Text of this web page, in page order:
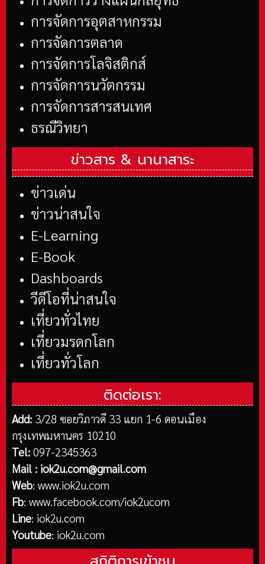
การจัดการอุตสาหกรรม
การจัดการตลาด
การจัดการโลจิสติกส์
การจัดการนวัตกรรม
การจัดการสารสนเทศ
ธรณีวิทยา
ข่าวสาร & นานาสาระ
ข่าวเด่น
ข่าวน่าสนใจ
E-Learning
E-Book
Dashboards
วีดีโอที่น่าสนใจ
เที่ยวทั่วไทย
เที่ยวมรดกโลก
เที่ยวทั่วโลก
ติดต่อเรา:
Add: 3/28 ซอยวิภาวดี 33 แยก 1-6 ดอนเมือง
กรุงเทพมหานคร 10210
Tel: 097-2345363
Mail : iok2u.com@gmail.com
Web: www.iok2u.com
Fb: www.facebook.com/iok2ucom
Line: iok2u.com
Youtube: iok2u.com